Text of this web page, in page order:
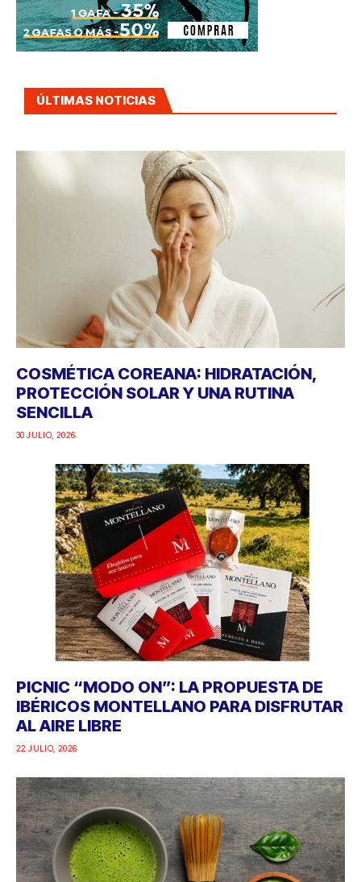
ÚLTIMAS NOTICIAS
COSMÉTICA COREANA: HIDRATACIÓN,
PROTECCIÓN SOLAR Y UNA RUTINA
SENCILLA
30 JULIO, 2026
PICNIC “MODO ON”: LA PROPUESTA DE
IBÉRICOS MONTELLANO PARA DISFRUTAR
AL AIRE LIBRE
22 JULIO, 2026